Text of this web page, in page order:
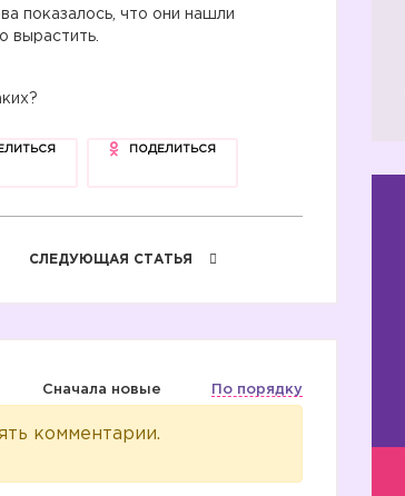
показалось, что они нашли
вырастить.
ПОДЕЛИТЬСЯ
СЛЕДУЮЩАЯ СТАТЬЯ
Сначала новые По порядку
комментарии.